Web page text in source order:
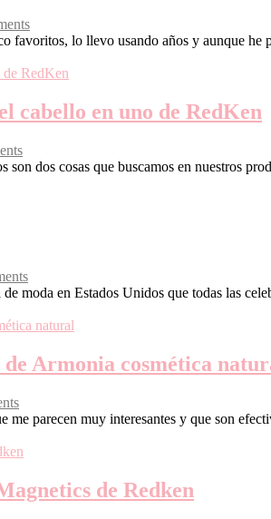
favoritos, lo llevo usando años y aunque
cabello en uno de RedKen
dos cosas que buscamos en nuestros
moda en Estados Unidos que todas las
Armonia cosmética
me parecen muy interesantes y que son
de Redken